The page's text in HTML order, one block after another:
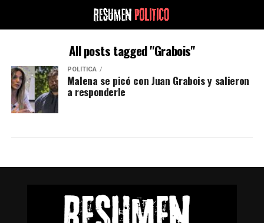
All posts tagged "Grabois"
POLÍTICA
Malena se picó con Juan Grabois y salieron
a responderle